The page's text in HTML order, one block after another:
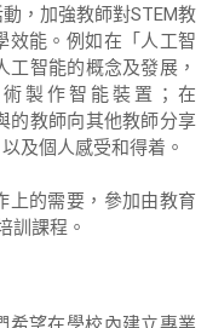
，加強教師對STEM教
效能。例如在「人工智
智能的概念及發展，
製作智能裝置；在
的教師向其他教師分享
及個人感受和得着。
上的需要，參加由教育
訓課程。